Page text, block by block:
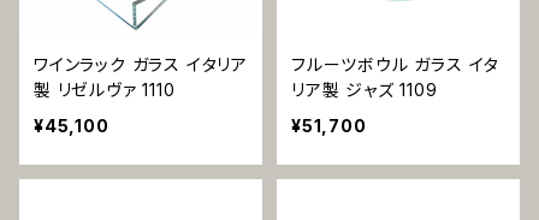
ワインラック ガラス イタリア
製 リゼルヴァ 1110
¥45,100
フルーツボウル ガラス イタ
リア製 ジャズ 1109
¥51,700